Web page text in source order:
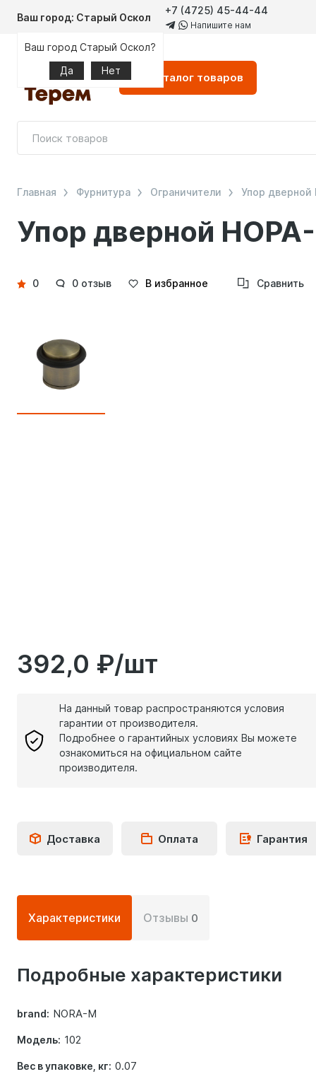
Ваш город: Старый Оскол
Ваш город Старый Оскол?
Да
Нет
+7 (4725) 45-44-44
Напишите нам
Каталог товаров
Упор дверной
Главная Фурнитура Ограничители Упор дверной
Детали
0 0 отзыв В избранное Сравнить
392,0 ₽/шт
На данный товар распространяются условия
гарантии от производителя.
Подробнее о гарантийных условиях Вы можете
ознакомиться на официальном сайте
производителя.
Доставка Оплата Гарантия
информация
товаре
Характеристики Отзывы 0
Подробные характеристики
brand: NORA-M
Модель: 102
Вес в упаковке, кг: 0.07